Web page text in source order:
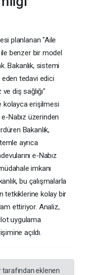
planlanan "Aile
benzer bir model
Bakanlık, sistemi
eden tedavi edici
diş sağlığı"
kolayca erişilmesi
Nabız üzerinden
Bakanlık,
ayrıca
e-Nabız
imkanı
bu çalışmalarla
tetkiklerine kolay bir
ettiriyor. Analiz,
uygulama
açıldı.
tarafından eklenen